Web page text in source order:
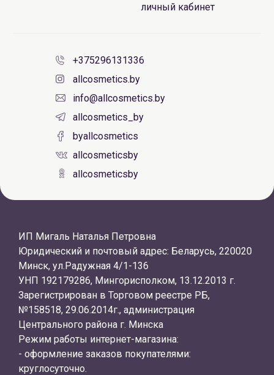
личный кабинет
+375296131336
allcosmetics.by
info@allcosmetics.by
allcosmetics_by
byallcosmetics
allcosmeticsby
allcosmeticsby
ИП Мигаль Наталья Петровна
Юридический и почтовый адрес: Беларусь, 220020
Минск, ул.Радужная 4/1-136
УНП 192179286, Мингорисполком, 13.12.2013 г.
Зарегистрирован в Торговом реестре РБ,
№158518, 29.06.2014г., администрация
Центрального района г. Минска
Режим работы интернет-магазина:
- оформление заказов покупателями:
круглосуточно.